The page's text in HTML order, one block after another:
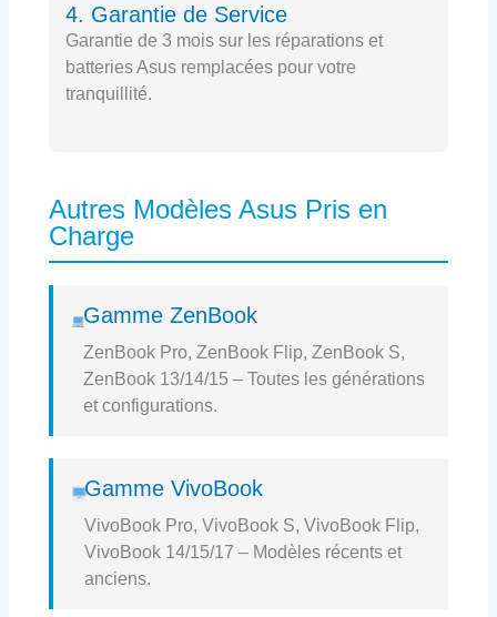
4. Garantie de Service
Garantie de 3 mois sur les réparations et
batteries Asus remplacées pour votre
tranquillité.
Autres Modèles Asus Pris en
Charge
Gamme ZenBook
ZenBook Pro, ZenBook Flip, ZenBook S,
ZenBook 13/14/15 – Toutes les générations
et configurations.
Gamme VivoBook
VivoBook Pro, VivoBook S, VivoBook Flip,
VivoBook 14/15/17 – Modèles récents et
anciens.